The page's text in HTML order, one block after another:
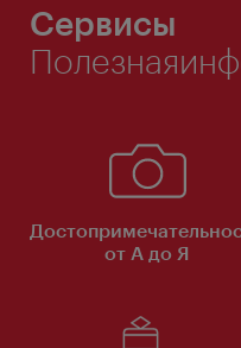
Сервисы
от А до Я